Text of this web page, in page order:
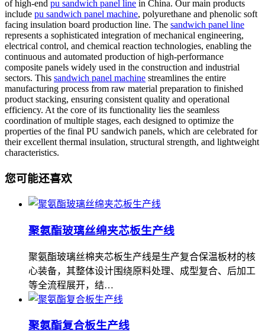
of high-end pu sandwich panel line in China. Our main products
include pu sandwich panel machine, polyurethane and phenolic soft
facing insulation board production line. The sandwich panel line
represents a sophisticated integration of mechanical engineering,
electrical control, and chemical reaction technologies, enabling the
continuous and automated production of high-performance
composite panels widely used in the construction and industrial
sectors. This sandwich panel machine streamlines the entire
manufacturing process from raw material preparation to finished
product stacking, ensuring consistent quality and operational
efficiency. At the core of its functionality lies the seamless
coordination of multiple stages, each designed to optimize the
properties of the final PU sandwich panels, which are celebrated for
their excellent thermal insulation, structural strength, and lightweight
characteristics.
您可能还喜欢
聚氨酯玻璃丝绵夹芯板生产线
聚氨酯玻璃丝棉夹芯板生产线是生产复合保温板材的核
心装备，其整体设计围绕原料处理、成型复合、后加工
等全流程展开，结…
聚氨酯复合板生产线